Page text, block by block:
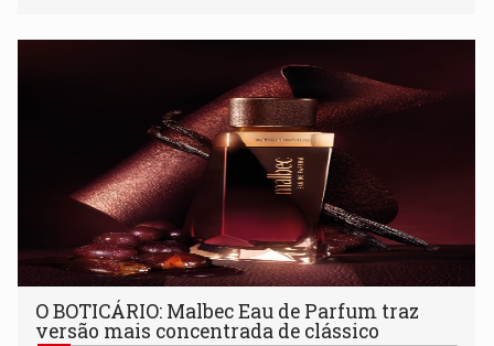
O BOTICÁRIO: Malbec Eau de Parfum traz
versão mais concentrada de clássico